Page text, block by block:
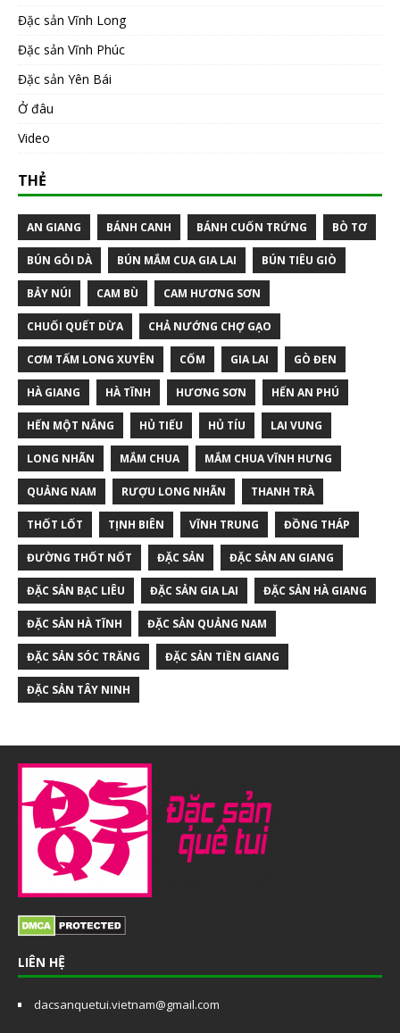
Đặc sản Vĩnh Long
Đặc sản Vĩnh Phúc
Đặc sản Yên Bái
Ở đâu
Video
THẺ
AN GIANG BÁNH CANH BÁNH CUỐN TRỨNG BÒ TƠ
BÚN GỎI DÀ BÚN MẮM CUA GIA LAI BÚN TIÊU GIÒ
BẢY NÚI CAM BÙ CAM HƯƠNG SƠN
CHUỐI QUẾT DỪA CHẢ NƯỚNG CHỢ GẠO
CƠM TẤM LONG XUYÊN CỐM GIA LAI GÒ ĐEN
HÀ GIANG HÀ TĨNH HƯƠNG SƠN HẾN AN PHÚ
HẾN MỘT NẮNG HỦ TIẾU HỦ TÍU LAI VUNG
LONG NHÃN MẮM CHUA MẮM CHUA VĨNH HƯNG
QUẢNG NAM RƯỢU LONG NHÃN THANH TRÀ
THỐT LỐT TỊNH BIÊN VĨNH TRUNG ĐỒNG THÁP
ĐƯỜNG THỐT NỐT ĐẶC SẢN ĐẶC SẢN AN GIANG
ĐẶC SẢN BẠC LIÊU ĐẶC SẢN GIA LAI ĐẶC SẢN HÀ GIANG
ĐẶC SẢN HÀ TĨNH ĐẶC SẢN QUẢNG NAM
ĐẶC SẢN SÓC TRĂNG ĐẶC SẢN TIỀN GIANG
ĐẶC SẢN TÂY NINH
LIÊN HỆ
dacsanquetui.vietnam@gmail.com